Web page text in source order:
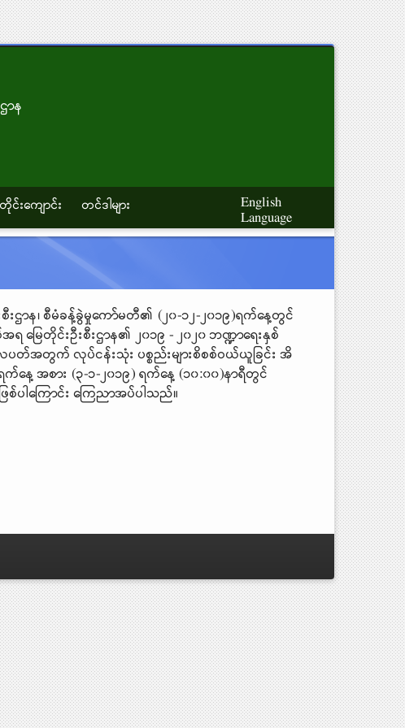
ာန
င်းကျောင်း တင်ဒါများ
English
Language
းဌာန၊ စီမံခန့်ခွဲမှုကော်မတီ၏ (၂၀-၁၂-၂၀၁၉)ရက်နေ့တွင်
မြေတိုင်းဦးစီးဌာန၏ ၂၀၁၉ - ၂၀၂၀ ဘဏ္ဍာရေးနှစ်
တ်အတွက် လုပ်ငန်းသုံး ပစ္စည်းများစိစစ်ဝယ်ယူခြင်း အိ
နေ့ အစား (၃-၁-၂၀၁၉) ရက်နေ့ (၁၀:၀၀)နာရီတွင်
ပါကြောင်း ကြေညာအပ်ပါသည်။